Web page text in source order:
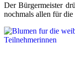
Der Bürgermeister
nochmals allen für